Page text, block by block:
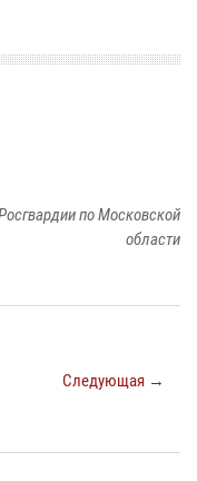
по Московской
области
Следующая →